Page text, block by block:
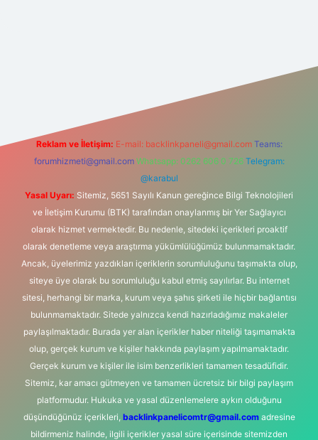
Reklam ve İletişim: E-mail: backlinkpaneli@gmail.com Teams:
forumhizmeti@gmail.com Whatsapp: 0262 606 0 726 Telegram:
@karabul
Yasal Uyarı: Sitemiz, 5651 Sayılı Kanun gereğince Bilgi Teknolojileri
ve İletişim Kurumu (BTK) tarafından onaylanmış bir Yer Sağlayıcı
olarak hizmet vermektedir. Bu nedenle, sitedeki içerikleri proaktif
olarak denetleme veya araştırma yükümlülüğümüz bulunmamaktadır.
Ancak, üyelerimiz yazdıkları içeriklerin sorumluluğunu taşımakta olup,
siteye üye olarak bu sorumluluğu kabul etmiş sayılırlar. Bu internet
sitesi, herhangi bir marka, kurum veya şahıs şirketi ile hiçbir bağlantısı
bulunmamaktadır. Sitede yalnızca kendi hazırladığımız makaleler
paylaşılmaktadır. Burada yer alan içerikler haber niteliği taşımamakta
olup, gerçek kurum ve kişiler hakkında paylaşım yapılmamaktadır.
Gerçek kurum ve kişiler ile isim benzerlikleri tamamen tesadüfidir.
Sitemiz, kar amacı gütmeyen ve tamamen ücretsiz bir bilgi paylaşım
platformudur. Hukuka ve yasal düzenlemelere aykırı olduğunu
düşündüğünüz içerikleri, backlinkpanelicomtr@gmail.comadresine
bildirmeniz halinde, ilgili içerikler yasal süre içerisinde sitemizden